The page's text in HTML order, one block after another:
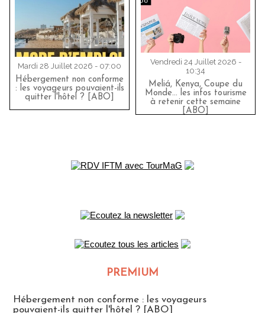
Mardi 28 Juillet 2026 - 07:00
Hébergement non conforme
: les voyageurs pouvaient-ils
quitter l'hôtel ? [ABO]
Vendredi 24 Juillet 2026 -
10:34
Meliá, Kenya, Coupe du
Monde… les infos tourisme
à retenir cette semaine
[ABO]
PREMIUM
Hébergement non conforme : les voyageurs
pouvaient-ils quitter l'hôtel ? [ABO]